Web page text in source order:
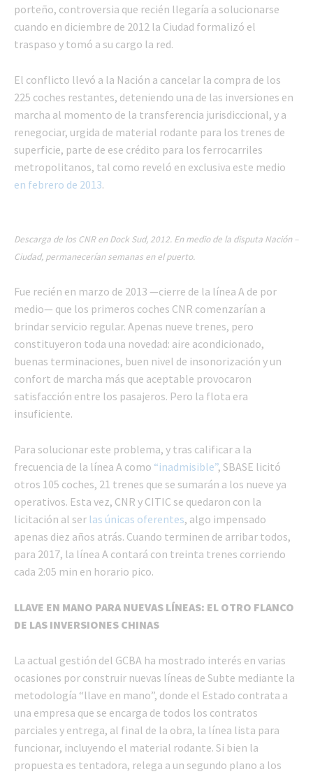
porteño, controversia que recién llegaría a solucionarse
cuando en diciembre de 2012 la Ciudad formalizó el
traspaso y tomó a su cargo la red.
El conflicto llevó a la Nación a cancelar la compra de los
225 coches restantes, deteniendo una de las inversiones en
marcha al momento de la transferencia jurisdiccional, y a
renegociar, urgida de material rodante para los trenes de
superficie, parte de ese crédito para los ferrocarriles
metropolitanos, tal como reveló en exclusiva este medio
en febrero de 2013.
Descarga de los CNR en Dock Sud, 2012. En medio de la disputa Nación –
Ciudad, permanecerían semanas en el puerto.
Fue recién en marzo de 2013 —cierre de la línea A de por
medio— que los primeros coches CNR comenzarían a
brindar servicio regular. Apenas nueve trenes, pero
constituyeron toda una novedad: aire acondicionado,
buenas terminaciones, buen nivel de insonorización y un
confort de marcha más que aceptable provocaron
satisfacción entre los pasajeros. Pero la flota era
insuficiente.
Para solucionar este problema, y tras calificar a la
frecuencia de la línea A como “inadmisible”, SBASE licitó
otros 105 coches, 21 trenes que se sumarán a los nueve ya
operativos. Esta vez, CNR y CITIC se quedaron con la
licitación al ser las únicas oferentes, algo impensado
apenas diez años atrás. Cuando terminen de arribar todos,
para 2017, la línea A contará con treinta trenes corriendo
cada 2:05 min en horario pico.
LLAVE EN MANO PARA NUEVAS LÍNEAS: EL OTRO FLANCO
DE LAS INVERSIONES CHINAS
La actual gestión del GCBA ha mostrado interés en varias
ocasiones por construir nuevas líneas de Subte mediante la
metodología “llave en mano”, donde el Estado contrata a
una empresa que se encarga de todos los contratos
parciales y entrega, al final de la obra, la línea lista para
funcionar, incluyendo el material rodante. Si bien la
propuesta es tentadora, relega a un segundo plano a los